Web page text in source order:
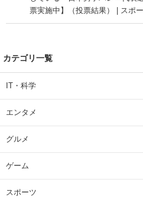
票実施中】（投票結果） | スポ
カテゴリ一覧
IT・科学
エンタメ
グルメ
ゲーム
スポーツ